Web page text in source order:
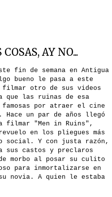
AY NO...
fin de semana en Antigua
bueno le pasa a este
filmar otro de sus videos
que las ruinas de esa
por atraer el cine
un par de años llegó
filmar "Men in Ruins",
en los pliegues más
social. Y con justa razón,
sus castos y preclaros
morbo al posar su culito
para inmortalizarse en
novia. A quien le estaba